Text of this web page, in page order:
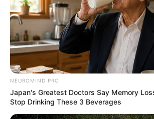
NEUROMIND PRO
Japan's Greatest Doctors Say Memory
Stop Drinking These 3 Beverages